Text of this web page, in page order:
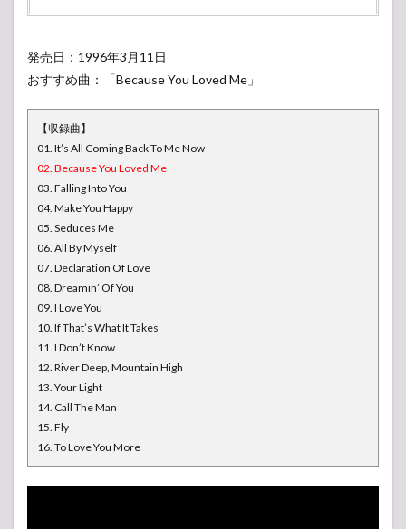
発売日：1996年3月11日
おすすめ曲：「Because You Loved Me」
【収録曲】
01. It’s All Coming Back To Me Now
02. Because You Loved Me
03. Falling Into You
04. Make You Happy
05. Seduces Me
06. All By Myself
07. Declaration Of Love
08. Dreamin’ Of You
09. I Love You
10. If That’s What It Takes
11. I Don’t Know
12. River Deep, Mountain High
13. Your Light
14. Call The Man
15. Fly
16. To Love You More